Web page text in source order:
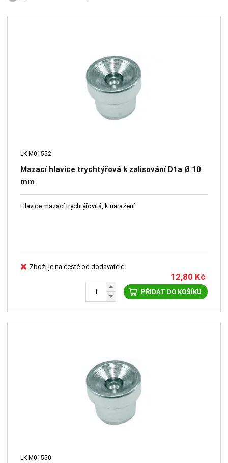
LK-M01552
Mazací hlavice trychtýřová k zalisování D1a Ø 10
mm
Hlavice mazací trychtýřovitá, k naražení
Zboží je na cestě od dodavatele
12,80 Kč
PŘIDAT DO KOŠÍKU
LK-M01550